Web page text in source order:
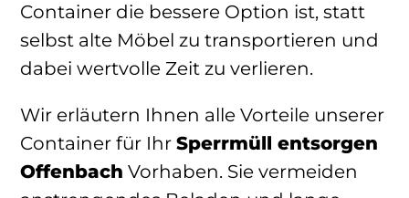
Container die bessere Option ist, statt
selbst alte Möbel zu transportieren und
dabei wertvolle Zeit zu verlieren.
Wir erläutern Ihnen alle Vorteile unserer
Container für Ihr Sperrmüll entsorgen
Offenbach Vorhaben. Sie vermeiden